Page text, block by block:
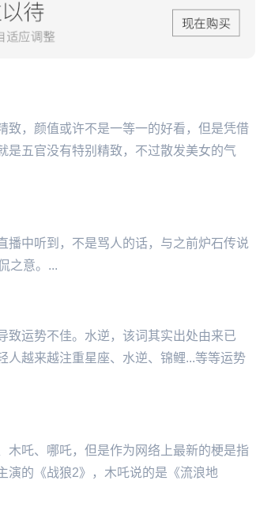
致，颜值或许不是一等一的好看，但是凭借
是五官没有特别精致，不过散发美女的气
播中听到，不是骂人的话，与之前炉石传说
之意。...
致运势不佳。水逆，该词其实出处由来已
人越来越注重星座、水逆、锦鲤...等等运势
木吒、哪吒，但是作为网络上最新的梗是指
演的《战狼2》，木吒说的是《流浪地